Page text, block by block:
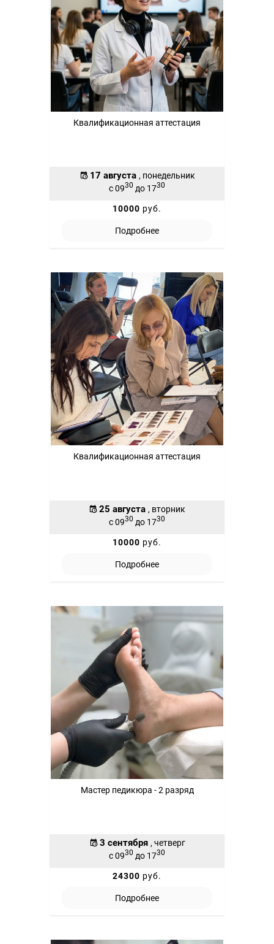
Квалификационная аттестация
17 августа , понедельник
с 0930 до 1730
10000 руб.
Подробнее
Квалификационная аттестация
25 августа , вторник
с 0930 до 1730
10000 руб.
Подробнее
Мастер педикюра - 2 разряд
3 сентября , четверг
с 0930 до 1730
24300 руб.
Подробнее